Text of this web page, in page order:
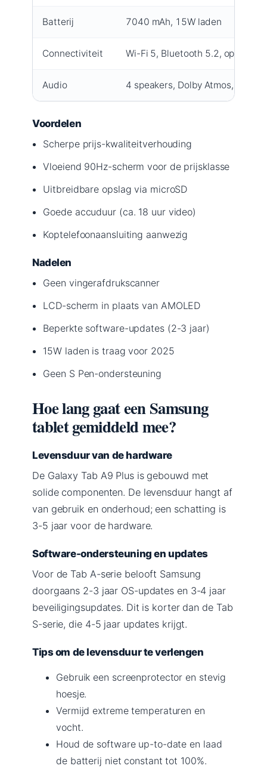
Batterij 7040 mAh, 15W laden
Connectiviteit Wi-Fi 5, Bluetooth 5.2, optioneel
Audio 4 speakers, Dolby Atmos,
Voordelen
Scherpe prijs-kwaliteitverhouding
Vloeiend 90Hz-scherm voor de prijsklasse
Uitbreidbare opslag via microSD
Goede accuduur (ca. 18 uur video)
Koptelefoonaansluiting aanwezig
Nadelen
Geen vingerafdrukscanner
LCD-scherm in plaats van AMOLED
Beperkte software-updates (2-3 jaar)
15W laden is traag voor 2025
Geen S Pen-ondersteuning
Hoe lang gaat een Samsung
tablet gemiddeld mee?
Levensduur van de hardware
De Galaxy Tab A9 Plus is gebouwd met
solide componenten. De levensduur hangt af
van gebruik en onderhoud; een schatting is
3-5 jaar voor de hardware.
Software-ondersteuning en updates
Voor de Tab A-serie belooft Samsung
doorgaans 2-3 jaar OS-updates en 3-4 jaar
beveiligingsupdates. Dit is korter dan de Tab
S-serie, die 4-5 jaar updates krijgt.
Tips om de levensduur te verlengen
Gebruik een screenprotector en stevig
hoesje.
Vermijd extreme temperaturen en
vocht.
Houd de software up-to-date en laad
de batterij niet constant tot 100%.